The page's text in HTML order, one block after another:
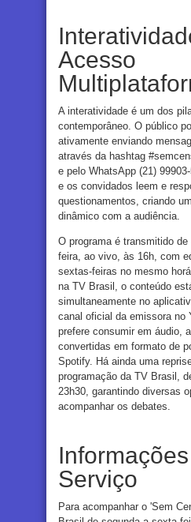
Acesso
A interatividade é um dos
contemporâneo. O público
ativamente enviando
através da hashtag
e pelo WhatsApp (21)
e os convidados leem e
questionamentos, criando
dinâmico com a audiência.
O programa é transmitido
feira, ao vivo, às 16h, com
sextas-feiras no mesmo
na TV Brasil, o conteúdo
simultaneamente no
canal oficial da emissora no
prefere consumir em áudio,
convertidas em formato de
Spotify. Há ainda uma
programação da TV Brasil,
23h30, garantindo diversas
acompanhar os debates.
Serviço
Para acompanhar o 'Sem